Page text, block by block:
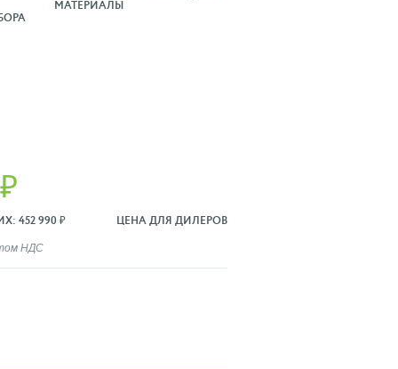
МАТЕРИАЛЫ
452 990 ₽ ЦЕНА ДЛЯ ДИЛЕРОВ
НДС